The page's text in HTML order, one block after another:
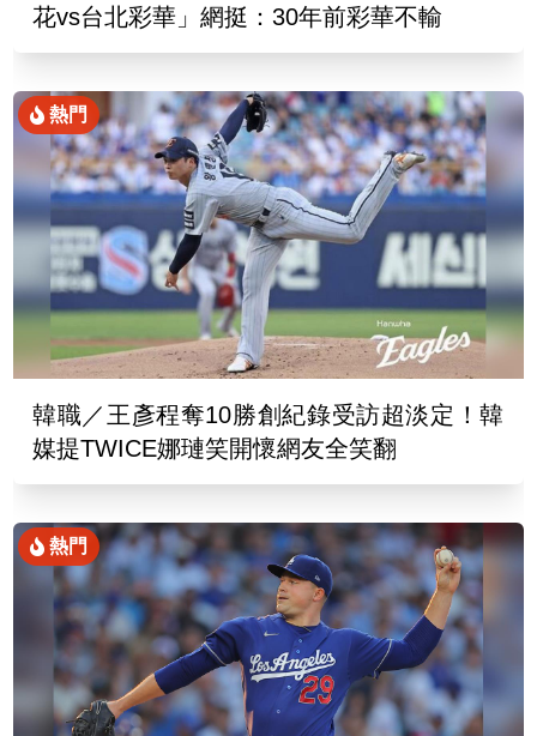
花vs台北彩華」網挺：30年前彩華不輸
熱門
韓職／王彥程奪10勝創紀錄受訪超淡定！韓
媒提TWICE娜璉笑開懷網友全笑翻
熱門